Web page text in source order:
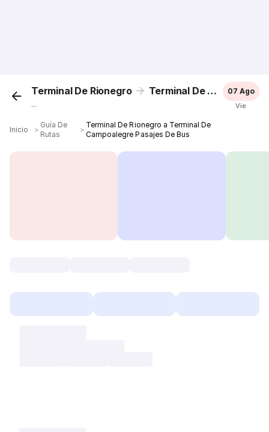
Terminal De Rionegro Terminal De Campoalegre
...
07 Ago
Vie
Inicio ＞
Guía De
Rutas
＞
Terminal De Rionegro a Terminal De
Campoalegre Pasajes De Bus